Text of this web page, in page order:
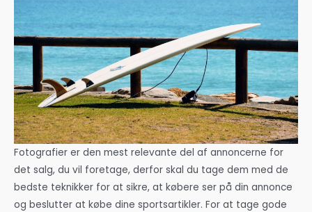
Fotografier er den mest relevante del af annoncerne for
det salg, du vil foretage, derfor skal du tage dem med de
bedste teknikker for at sikre, at købere ser på din annonce
og beslutter at købe dine sportsartikler. For at tage gode